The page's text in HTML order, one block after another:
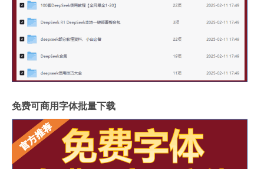
免费可商用字体批量下载